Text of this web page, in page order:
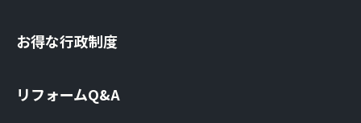
お得な⾏政制度
リフォームQ&A